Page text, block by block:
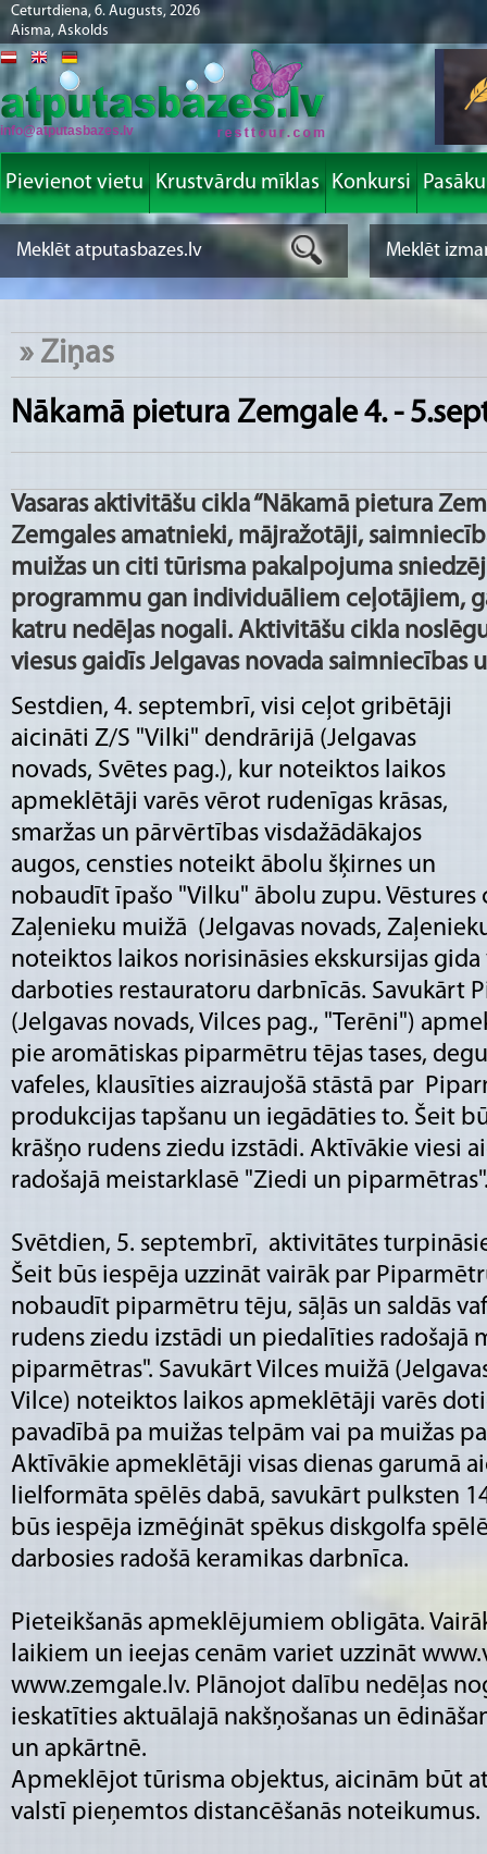
Ceturtdiena, 6. Augusts, 2026
Aisma, Askolds
info@atputasbazes.lv
Pievienot vietu Krustvārdu mīklas Konkursi
» Ziņas
Nākamā pietura Zemgale 4. -
Vasaras aktivitāšu cikla “Nākamā pietura
Zemgales amatnieki, mājražotāji,
muižas un citi tūrisma pakalpojuma
programmu gan individuāliem ceļotājiem,
katru nedēļas nogali. Aktivitāšu cikla
viesus gaidīs Jelgavas novada saimniecības
Sestdien, 4. septembrī, visi ceļot gribētāji
aicināti Z/S "Vilki" dendrārijā (Jelgavas
novads, Svētes pag.), kur noteiktos laikos
apmeklētāji varēs vērot rudenīgas krāsas,
smaržas un pārvērtības visdažādākajos
augos, censties noteikt ābolu šķirnes un
nobaudīt īpašo "Vilku" ābolu zupu.
Zaļenieku muižā (Jelgavas novads,
noteiktos laikos norisināsies ekskursijas
darboties restauratoru darbnīcās. Savukārt
(Jelgavas novads, Vilces pag., "Terēni")
pie aromātiskas piparmētru tējas tases,
vafeles, klausīties aizraujošā stāstā par
produkcijas tapšanu un iegādāties to. Šeit
krāšņo rudens ziedu izstādi. Aktīvākie viesi
radošajā meistarklasē "Ziedi un
Svētdien, 5. septembrī, aktivitātes
Šeit būs iespēja uzzināt vairāk par
nobaudīt piparmētru tēju, sāļās un saldās
rudens ziedu izstādi un piedalīties radošajā
piparmētras". Savukārt Vilces muižā
Vilce) noteiktos laikos apmeklētāji varēs
pavadībā pa muižas telpām vai pa muižas
Aktīvākie apmeklētāji visas dienas garumā
lielformāta spēlēs dabā, savukārt pulksten
būs iespēja izmēģināt spēkus diskgolfa
darbosies radošā keramikas darbnīca.
Pieteikšanās apmeklējumiem obligāta.
laikiem un ieejas cenām variet uzzināt
www.zemgale.lv. Plānojot dalību nedēļas
ieskatīties aktuālajā nakšņošanas un
un apkārtnē.
Apmeklējot tūrisma objektus, aicinām būt
valstī pieņemtos distancēšanās noteikumus.